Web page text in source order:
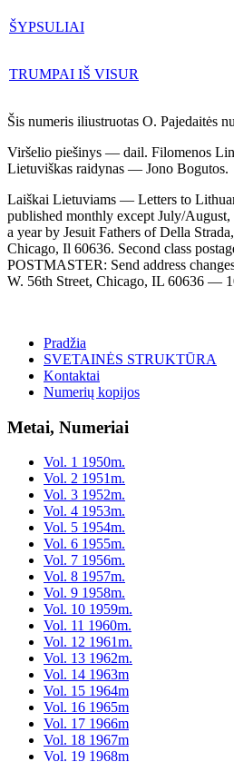
ŠYPSULIAI
TRUMPAI IŠ VISUR
Šis numeris iliustruotas O. Pajedaitės
Viršelio piešinys — dail. Filomenos
Lietuviškas raidynas — Jono Bogutos.
Laiškai Lietuviams — Letters to
published monthly except July/
a year by Jesuit Fathers of Della
Chicago, Il 60636. Second class
POSTMASTER: Send address
W. 56th Street, Chicago, IL 60636 —
Pradžia
SVETAINĖS STRUKTŪRA
Kontaktai
Numerių kopijos
Metai, Numeriai
Vol. 1 1950m.
Vol. 2 1951m.
Vol. 3 1952m.
Vol. 4 1953m.
Vol. 5 1954m.
Vol. 6 1955m.
Vol. 7 1956m.
Vol. 8 1957m.
Vol. 9 1958m.
Vol. 10 1959m.
Vol. 11 1960m.
Vol. 12 1961m.
Vol. 13 1962m.
Vol. 14 1963m
Vol. 15 1964m
Vol. 16 1965m
Vol. 17 1966m
Vol. 18 1967m
Vol. 19 1968m